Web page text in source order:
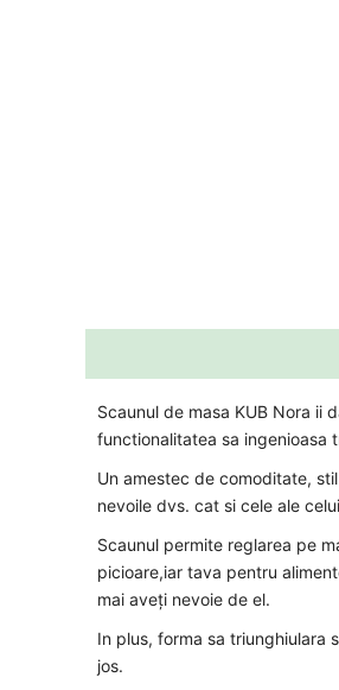
Scaunul de masa KUB Nora ii
functionalitatea sa ingenioasa
Un amestec de comoditate,
nevoile dvs. cat si cele ale
Scaunul permite reglarea pe
picioare,iar tava pentru
mai aveți nevoie de el.
In plus, forma sa triunghiulara
jos.